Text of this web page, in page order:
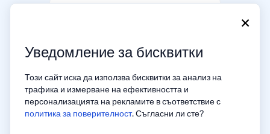
×
Уведомление за бисквитки
Този сайт иска да използва бисквитки за анализ на
трафика и измерване на ефективността и
персонализацията на рекламите в съответствие с
политика за поверителност. Съгласни ли сте?